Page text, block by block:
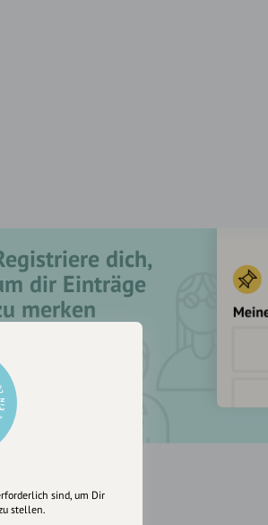
dich,
dir Einträge
merken
sind, um Dir
stellen.